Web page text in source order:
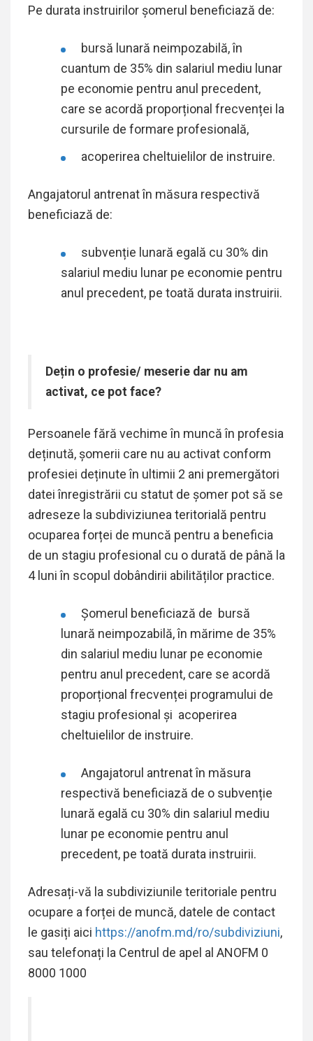
Pe durata instruirilor șomerul beneficiază de:
bursă lunară neimpozabilă, în
cuantum de 35% din salariul mediu lunar
pe economie pentru anul precedent,
care se acordă proporțional frecvenței la
cursurile de formare profesională,
acoperirea cheltuielilor de instruire.
Angajatorul antrenat în măsura respectivă
beneficiază de:
subvenție lunară egală cu 30% din
salariul mediu lunar pe economie pentru
anul precedent, pe toată durata instruirii.
Dețin o profesie/ meserie dar nu am
activat, ce pot face?
Persoanele fără vechime în muncă în profesia
deținută, șomerii care nu au activat conform
profesiei deținute în ultimii 2 ani premergători
datei înregistrării cu statut de șomer pot să se
adreseze la subdiviziunea teritorială pentru
ocuparea forței de muncă pentru a beneficia
de un stagiu profesional cu o durată de până la
4 luni în scopul dobândirii abilităților practice.
Șomerul beneficiază de bursă
lunară neimpozabilă, în mărime de 35%
din salariul mediu lunar pe economie
pentru anul precedent, care se acordă
proporțional frecvenței programului de
stagiu profesional și acoperirea
cheltuielilor de instruire.
Angajatorul antrenat în măsura
respectivă beneficiază de o subvenție
lunară egală cu 30% din salariul mediu
lunar pe economie pentru anul
precedent, pe toată durata instruirii.
Adresați-vă la subdiviziunile teritoriale pentru
ocupare a forței de muncă, datele de contact
le gasiți aici https://anofm.md/ro/subdiviziuni,
sau telefonați la Centrul de apel al ANOFM 0
8000 1000